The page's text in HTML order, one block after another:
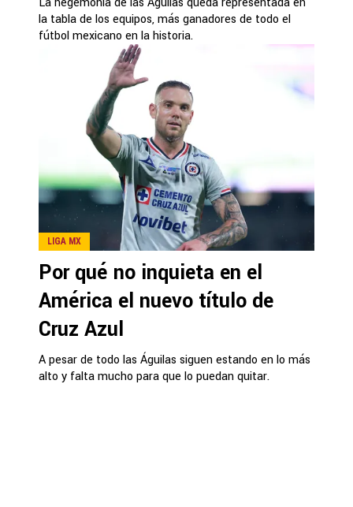
la tabla de los equipos, más ganadores de todo el
fútbol mexicano en la historia.
LIGA MX
Por qué no inquieta en el
América el nuevo título de
Cruz Azul
A pesar de todo las Águilas siguen estando en lo más
alto y falta mucho para que lo puedan quitar.